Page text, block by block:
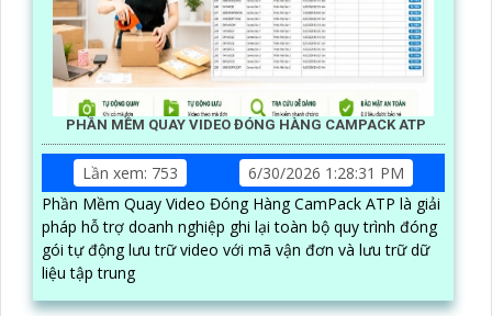
PHẦN MỀM QUAY VIDEO ĐÓNG HÀNG CAMPACK ATP
Lần xem: 753
6/30/2026 1:28:31 PM
Phần Mềm Quay Video Đóng Hàng CamPack ATP là giải
pháp hỗ trợ doanh nghiệp ghi lại toàn bộ quy trình đóng
gói tự động lưu trữ video với mã vận đơn và lưu trữ dữ
liệu tập trung